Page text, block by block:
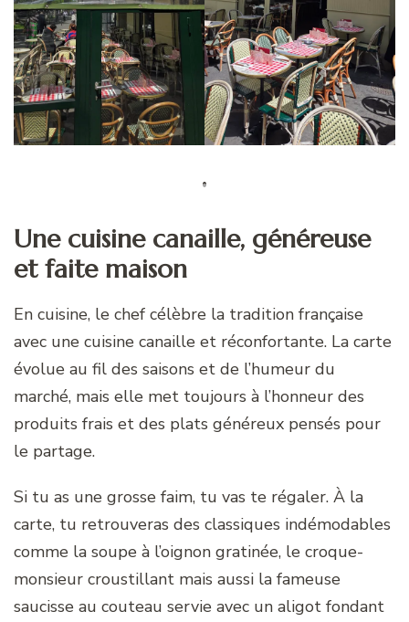
Une cuisine canaille, généreuse
et faite maison
En cuisine, le chef célèbre la tradition française
avec une cuisine canaille et réconfortante. La carte
évolue au fil des saisons et de l’humeur du
marché, mais elle met toujours à l’honneur des
produits frais et des plats généreux pensés pour
le partage.
Si tu as une grosse faim, tu vas te régaler. À la
carte, tu retrouveras des classiques indémodables
comme la soupe à l’oignon gratinée, le croque-
monsieur croustillant mais aussi la fameuse
saucisse au couteau servie avec un aligot fondant